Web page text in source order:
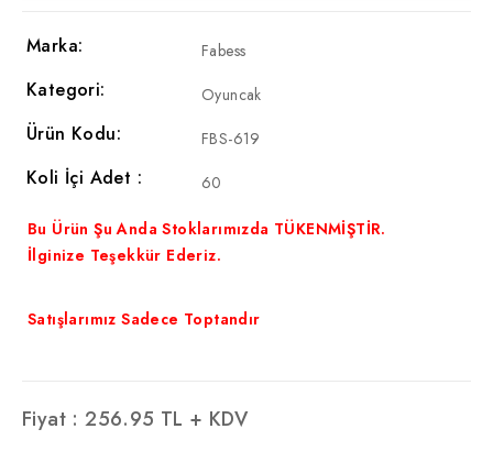
Marka: Fabess
Kategori: Oyuncak
Ürün Kodu: FBS-619
Koli İçi Adet : 60
Bu Ürün Şu Anda Stoklarımızda TÜKENMİŞTİR.
İlginize Teşekkür Ederiz.
Satışlarımız Sadece Toptandır
Fiyat :256.95 TL + KDV